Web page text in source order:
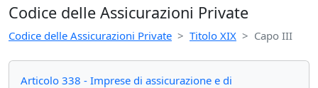
Codice delle Assicurazioni Private
Codice delle Assicurazioni Private Titolo XIX Capo III
Articolo 338 - Imprese di assicurazione e di